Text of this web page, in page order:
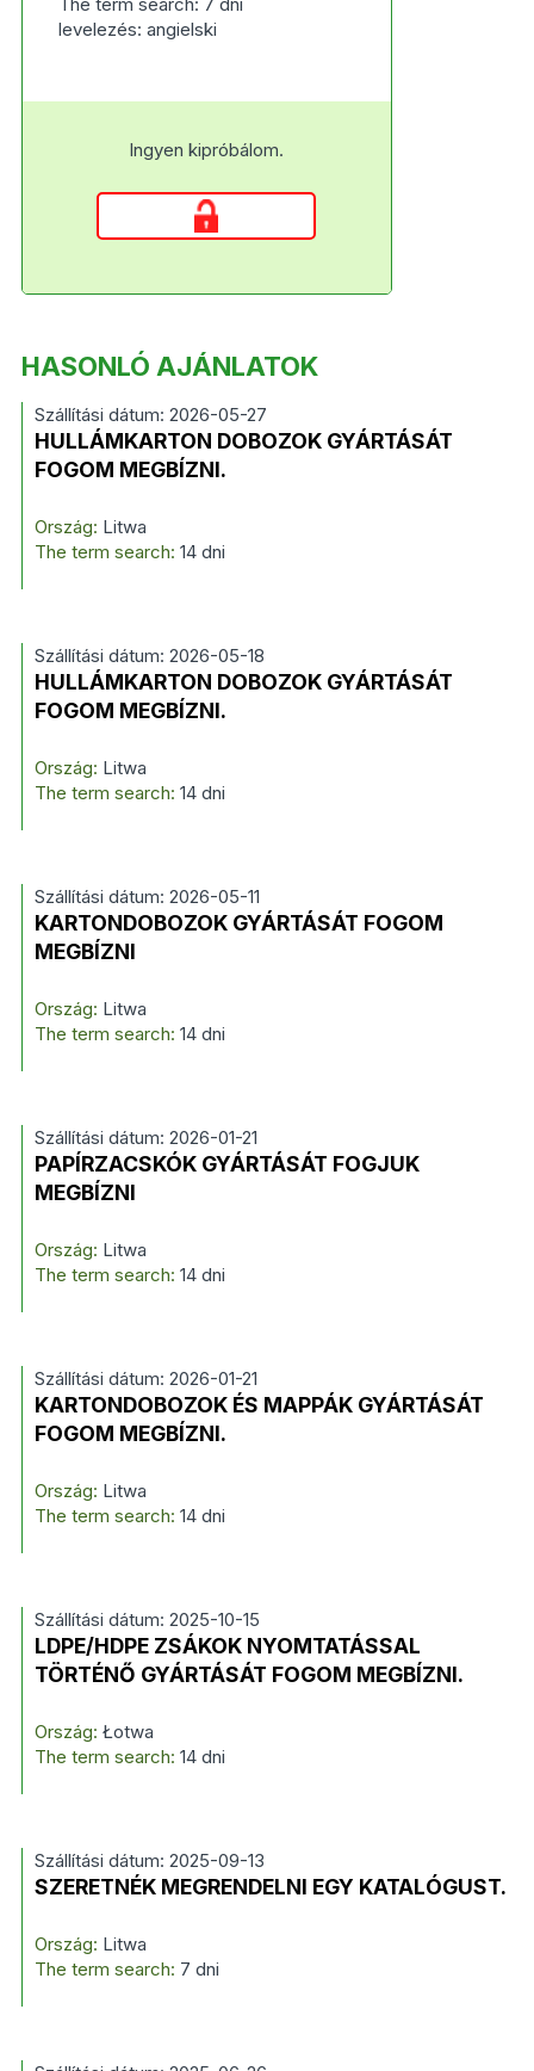
levelezés: angielski
Ingyen kipróbálom.
HASONLÓ AJÁNLATOK
Szállítási dátum: 2026-05-27
HULLÁMKARTON DOBOZOK GYÁRTÁSÁT
FOGOM MEGBÍZNI.
Ország: Litwa
The term search: 14 dni
Szállítási dátum: 2026-05-18
HULLÁMKARTON DOBOZOK GYÁRTÁSÁT
FOGOM MEGBÍZNI.
Ország: Litwa
The term search: 14 dni
Szállítási dátum: 2026-05-11
KARTONDOBOZOK GYÁRTÁSÁT FOGOM
MEGBÍZNI
Ország: Litwa
The term search: 14 dni
Szállítási dátum: 2026-01-21
PAPÍRZACSKÓK GYÁRTÁSÁT FOGJUK
MEGBÍZNI
Ország: Litwa
The term search: 14 dni
Szállítási dátum: 2026-01-21
KARTONDOBOZOK ÉS MAPPÁK GYÁRTÁSÁT
FOGOM MEGBÍZNI.
Ország: Litwa
The term search: 14 dni
Szállítási dátum: 2025-10-15
LDPE/HDPE ZSÁKOK NYOMTATÁSSAL
TÖRTÉNŐ GYÁRTÁSÁT FOGOM MEGBÍZNI.
Ország: Łotwa
The term search: 14 dni
Szállítási dátum: 2025-09-13
SZERETNÉK MEGRENDELNI EGY KATALÓGUST.
Ország: Litwa
The term search: 7 dni